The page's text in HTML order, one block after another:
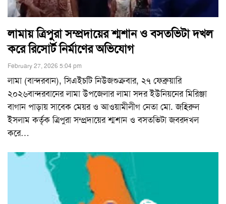
লামায় ত্রিপুরা সম্প্রদায়ের শ্মশান ও বসতভিটা দখল
করে রিসোর্ট নির্মাণের অভিযোগ
February 27, 2026 5:04 pm
লামা (বান্দরবান), সিএইচটি নিউজশুক্রবার, ২৭ ফেব্রুয়ারি
২০২৬বান্দরবানের লামা উপজেলার লামা সদর ইউনিয়নের মিরিঞ্জা
বাগান পাড়ায় সাবেক মেয়র ও আওয়ামীলীগ নেতা মো. জহিরুল
ইসলাম কর্তৃক ত্রিপুরা সম্প্রদায়ের শ্মশান ও বসতভিটা জবরদখল
করে…